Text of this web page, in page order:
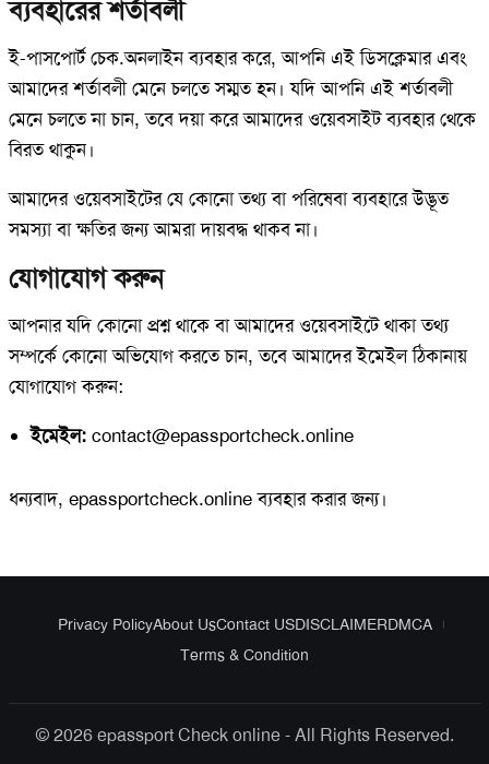
ব্যবহারের শর্তাবলী
ই-পাসপোর্ট চেক.অনলাইন ব্যবহার করে, আপনি এই ডিসক্লেমার এবং
আমাদের শর্তাবলী মেনে চলতে সম্মত হন। যদি আপনি এই শর্তাবলী
মেনে চলতে না চান, তবে দয়া করে আমাদের ওয়েবসাইট ব্যবহার থেকে
বিরত থাকুন।
আমাদের ওয়েবসাইটের যে কোনো তথ্য বা পরিষেবা ব্যবহারে উদ্ভূত
সমস্যা বা ক্ষতির জন্য আমরা দায়বদ্ধ থাকব না।
যোগাযোগ করুন
আপনার যদি কোনো প্রশ্ন থাকে বা আমাদের ওয়েবসাইটে থাকা তথ্য
সম্পর্কে কোনো অভিযোগ করতে চান, তবে আমাদের ইমেইল ঠিকানায়
যোগাযোগ করুন:
ইমেইল: contact@epassportcheck.online
ধন্যবাদ, epassportcheck.online ব্যবহার করার জন্য।
Privacy PolicyAbout UsContact USDISCLAIMERDMCA
Terms & Condition
© 2026 epassport Check online - All Rights Reserved.